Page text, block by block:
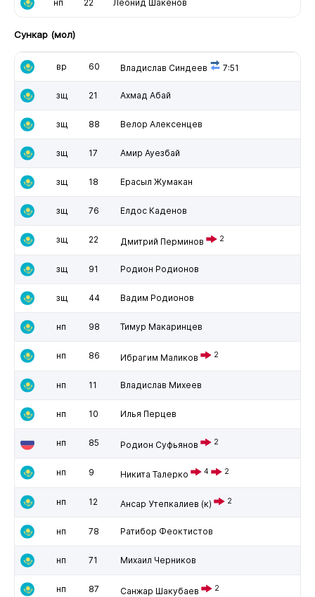
нп 22 Леонид Шакенов
Сункар (мол)
вр 60 Владислав Синдеев 7:51
зщ 21 Ахмад Абай
зщ 88 Велор Алексенцев
зщ 17 Амир Ауезбай
зщ 18 Ерасыл Жумакан
зщ 76 Елдос Каденов
зщ 22 Дмитрий Перминов 2
зщ 91 Родион Родионов
зщ 44 Вадим Родионов
нп 98 Тимур Макаринцев
нп 86 Ибрагим Маликов 2
нп 11 Владислав Михеев
нп 10 Илья Перцев
нп 85 Родион Суфьянов 2
нп 9 Никита Талерко 4 2
нп 12 Ансар Утепкалиев (к) 2
нп 78 Ратибор Феоктистов
нп 71 Михаил Черников
нп 87 Санжар Шакубаев 2